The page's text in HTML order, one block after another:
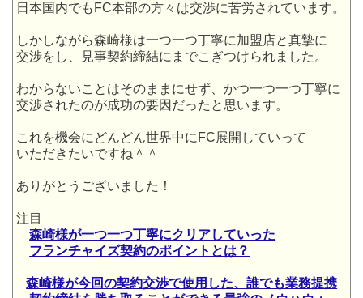
日本国内でもFC本部の方々は交渉に苦労されています。
しかしながら森崎様は一つ一つ丁寧に加盟店と真摯に
交渉をし、見事契約締結にまでこぎつけられました。
わからないことはそのままにせず、かつ一つ一つ丁寧に
交渉されたのが成功の要因だったと思います。
これを機会にどんどん世界中にFC展開していって
いただきたいですね＾＾
ありがとうございました！
注目
森崎様が一つ一つ丁寧にクリアしていった
フランチャイズ契約のポイントとは？
森崎様が今回の契約交渉で使用した、誰でも業務提携